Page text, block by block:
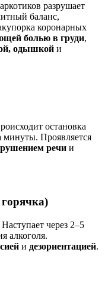
разрушает
баланс,
коронарных
болью в груди,
одышкой и
остановка
минуты. Проявляется
речи и
через 2–5
алкоголя.
и дезориентацией.